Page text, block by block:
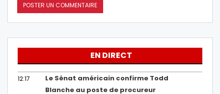
EN DIRECT
12:17
Le Sénat américain confirme Todd
Blanche au poste de procureur